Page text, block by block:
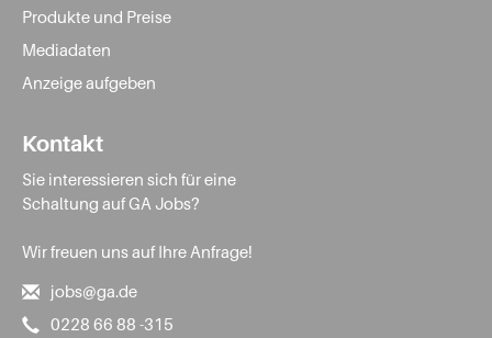
Produkte und Preise
Mediadaten
Anzeige aufgeben
Kontakt
Sie interessieren sich für eine
Schaltung auf GA Jobs?
Wir freuen uns auf Ihre Anfrage!
jobs@ga.de
0228 66 88 -315